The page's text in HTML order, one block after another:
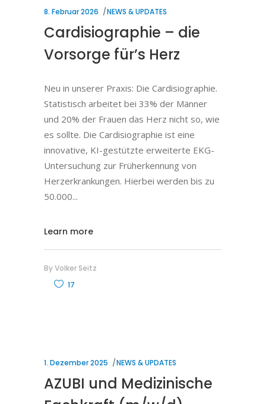
8. Februar 2026 NEWS & UPDATES
Cardisiographie – die
Vorsorge für’s Herz
Neu in unserer Praxis: Die Cardisiographie.
Statistisch arbeitet bei 33% der Männer
und 20% der Frauen das Herz nicht so, wie
es sollte. Die Cardisiographie ist eine
innovative, KI-gestützte erweiterte EKG-
Untersuchung zur Früherkennung von
Herzerkrankungen. Hierbei werden bis zu
50.000
Learn more
ByVolker Seitz
17
1. Dezember 2025 NEWS & UPDATES
AZUBI und Medizinische